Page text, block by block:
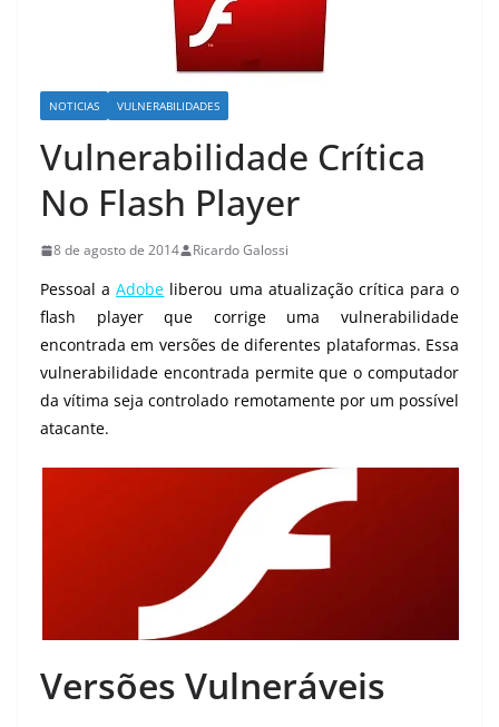
NOTICIAS VULNERABILIDADES
Vulnerabilidade Crítica
No Flash Player
8 de agosto de 2014 Ricardo Galossi
Pessoal aAdobe liberou uma atualização crítica para o
flash player que corrige uma vulnerabilidade
encontrada em versões de diferentes plataformas. Essa
vulnerabilidade encontrada permite que o computador
da vítima seja controlado remotamente por um possível
atacante.
Versões Vulneráveis